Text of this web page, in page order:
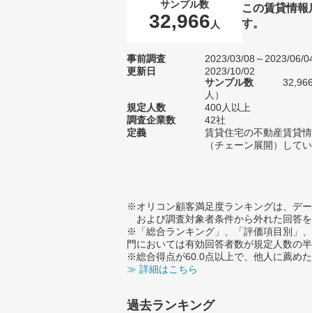
サンプル数
32,966 人
この賃貸情
す。
事前調査
2023/03/08～2023/06/
更新日
2023/10/02
サンプル数
人）
規定人数
400人以上
調査企業数
42社
定義
賃貸住宅の不動産賃貸
（チェーン展開）して
※オリコン顧客満足度ランキングは、デ
および調査対象者条件から外れた回答
※「総合ランキング」、「評価項目別」
門においては有効回答者数が規定人数の
※総合得点が60.0点以上で、他人に薦め
≫ 詳細はこちら
過去ランキング